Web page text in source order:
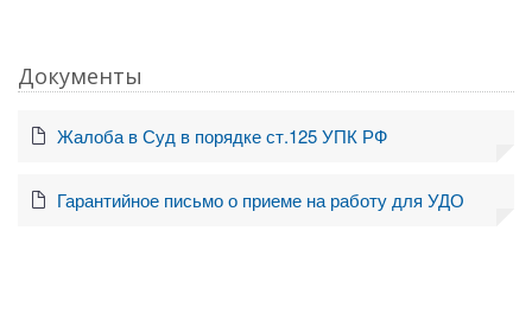
Документы
Жалоба в Суд в порядке ст.125 УПК РФ
Гарантийное письмо о приеме на работу для УДО